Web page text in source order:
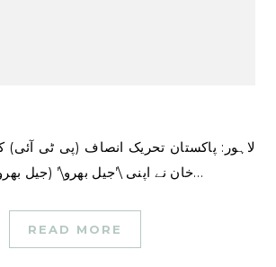
لاہور: پاکستان تحریک انصاف (پی ٹی آئی) کے چیئرمین عمران
خان نے اپنی \’جیل بھرو\’ (جیل بھرو) تحریک پر قانونی…
READ MORE